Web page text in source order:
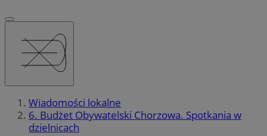
Wiadomości lokalne
6. Budżet Obywatelski Chorzowa. Spotkania w
dzielnicach